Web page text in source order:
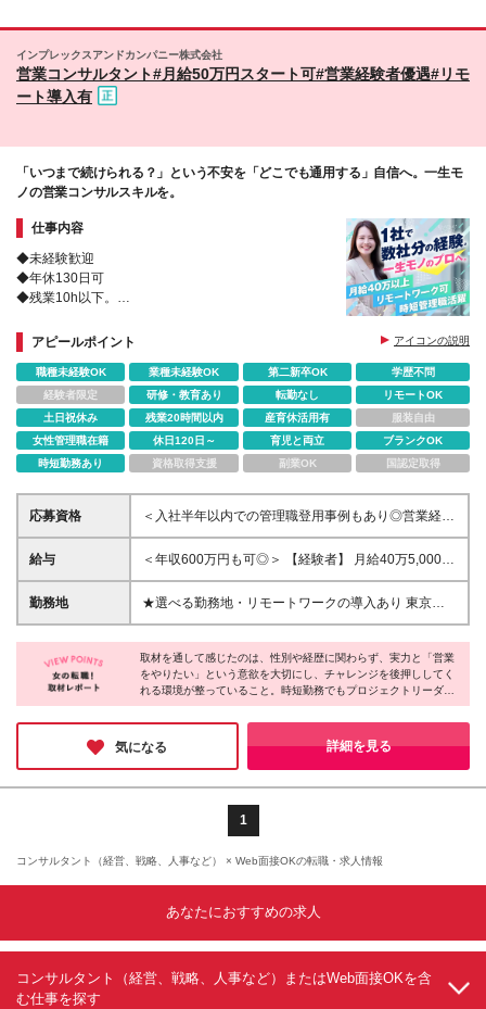
インプレックスアンドカンパニー株式会社
営業コンサルタント#月給50万円スタート可#営業経験者優遇#リモ
ート導入有
「いつまで続けられる？」という不安を「どこでも通用する」自信へ。一生モ
ノの営業コンサルスキルを。
仕事内容
◆未経験歓迎
◆年休130日可
◆残業10h以下。
IT・メーカー等幅広い業界の組織変革に挑戦。
IS・FS・CSを網羅し、組織を動かすプロとして歩み
ませんか？
アピールポイント アイコンの説明
職種未経験OK 業種未経験OK 第二新卒OK
学歴不問
経験者限定
研修・教育あり 転勤なし
リモートOK
土日祝休み
残業20時間以内 産育休活用有
服装自由
女性管理職在籍
休日120日～ 育児と両立
ブランクOK
時短勤務あり
資格取得支援 副業OK 国認定取得
応募資格
＜入社半年以内での管理職登用事例もあり◎営業経験
者歓迎＞ ◆学歴不問 ◆ブランクOK ◆未経験OK ＼こ
んな方を歓迎します／ ・今のキャリアに満足してい
方 ・どこでも通用する営業力を身につけたい方 ・新
規事業に携わってみたい方
給与
＜年収600万円も可◎＞ 【経験者】 月給40万5,000円
～50万円 ※上記はみなし残業手当（月40時間
分/96,429～119,048円）を含む金額。 超過分は別
分/75,953～87,381円）を含む金額。 超過分は別途
支給します。 【時短勤務】 6時間勤務：月給25万
7,500円～ 7時間勤務：月給30万円～ ※残業代は全額
す。 ※試用期間3ヵ月あり。期間中の給与・待遇の差
異はありません
勤務地
★選べる勤務地・リモートワークの導入あり 東京・
大阪・名古屋・福岡・札幌・広島・宮城のいずれかの
拠点、もしくはお客様先にての勤務となります ◎在
宅制度あり(※在宅と出社はプロジェクトや業務により
変更があります) ◎勤務地は希望を考慮し決定しま
す！ ◎転勤は基本ありません(ご本人と相談のうえ決
定します) 【東京本社】 東京都港区虎ノ門1-23-1 虎ノ
門ヒルズ森タワー18F 【秋葉原営業所】 東京都千代
大名1-2-23 ビジネス・ワンけやき通りビル3F 【札幌
営業所】 北海道札幌市中央区南一条西4-5-1 札幌大手
仙台市青葉区中央4-10-3 JMFビル仙台01 (変更の範
取材を通して感じたのは、性別や経歴に関わらず、実力と「営業
をやりたい」という意欲を大切にし、チャレンジを後押ししてく
れる環境が整っていること。時短勤務でもプロジェクトリーダー
として活躍できる柔軟性があり、キャリアを追求するもよし、家
庭との両立を優先するもよし、営業スキルを磨くもよし。一人ひ
とりの目標や目的に向かって、会社全体で伴走してくれる。そん
な温かさと成長性を兼ね備えた会社だと感じました。
気になる 詳細を見る
1
コンサルタント（経営、戦略、人事など） × Web面接OKの転職・求人情報
あなたにおすすめの求人
コンサルタント（経営、戦略、人事など）またはWeb面接OKを含
む仕事を探す